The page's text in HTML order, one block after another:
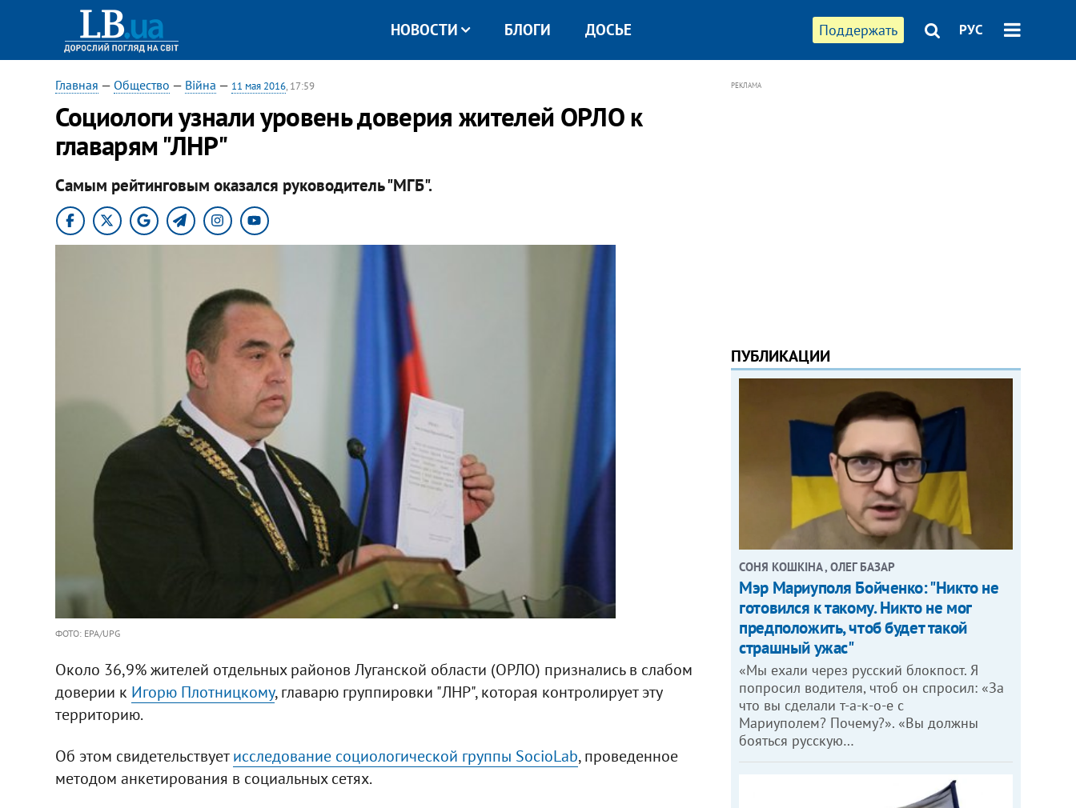
Поддержать РУС
НОВОСТИ БЛОГИ ДОСЬЕ
Главная — Общество — Війна — 11 мая 2016, 17:59
Социологи узнали уровень доверия жителей ОРЛО к
главарям "ЛНР"
Самым рейтинговым оказался руководитель "МГБ".
ФОТО: EPA/UPG
Около 36,9% жителей отдельных районов Луганской области (ОРЛО) признались в слабом
доверии к Игорю Плотницкому, главарю группировки "ЛНР", которая контролирует эту
территорию.
Об этом свидетельствуетисследование социологической группы SocioLab, проведенное
методом анкетирования в социальных сетях.
РЕКЛАМА
ПУБЛИКАЦИИ
СОНЯ КОШКІНА , ОЛЕГ БАЗАР
Мэр Мариуполя Бойченко: "Никто не
готовился к такому. Никто не мог
предположить, чтоб будет такой
страшный ужас"
«Мы ехали через русский блокпост. Я
попросил водителя, чтоб он спросил: «За
что вы сделали т-а-к-о-е с
Мариуполем? Почему?». «Вы должны
бояться русскую…